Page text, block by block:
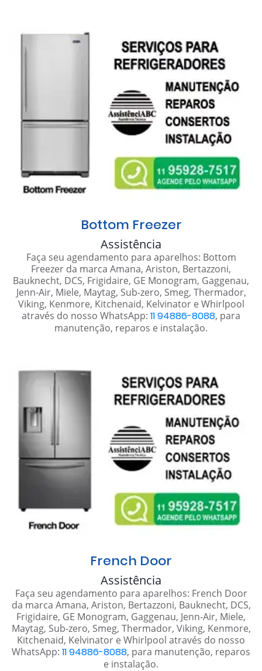
Bottom Freezer
Assistência
Faça seu agendamento para aparelhos: Bottom
Freezer da marca Amana, Ariston, Bertazzoni,
Bauknecht, DCS, Frigidaire, GE Monogram, Gaggenau,
Jenn-Air, Miele, Maytag, Sub-zero, Smeg, Thermador,
Viking, Kenmore, Kitchenaid, Kelvinator e Whirlpool
através do nosso WhatsApp: 11 94886-8088, para
manutenção, reparos e instalação.
French Door
Assistência
Faça seu agendamento para aparelhos: French Door
da marca Amana, Ariston, Bertazzoni, Bauknecht, DCS,
Frigidaire, GE Monogram, Gaggenau, Jenn-Air, Miele,
Maytag, Sub-zero, Smeg, Thermador, Viking, Kenmore,
Kitchenaid, Kelvinator e Whirlpool através do nosso
WhatsApp: 11 94886-8088, para manutenção, reparos
e instalação.